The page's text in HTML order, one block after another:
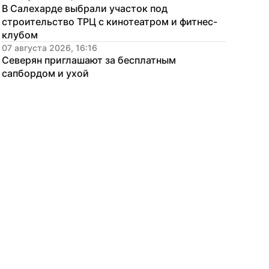
В Салехарде выбрали участок под
строительство ТРЦ с кинотеатром и фитнес-
клубом
07 августа 2026, 16:16
Северян приглашают за бесплатным
сапбордом и ухой